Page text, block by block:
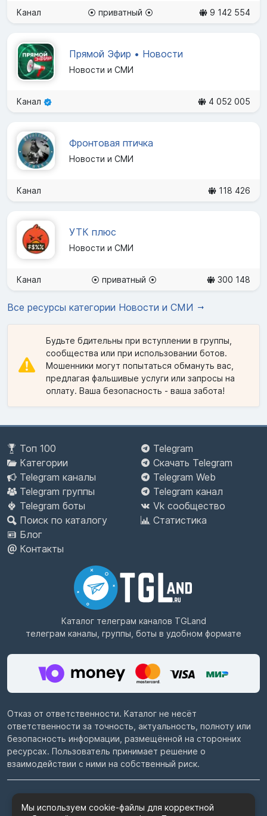
Канал ⦿ приватный ⦿ 9 142 554
Прямой Эфир • Новости
Новости и СМИ
Канал 4 052 005
Фронтовая птичка
Новости и СМИ
Канал 118 426
УТК плюс
Новости и СМИ
Канал ⦿ приватный ⦿ 300 148
Все ресурсы категории Новости и СМИ
Будьте бдительны при вступлении в группы,
сообщества или при использовании ботов.
Мошенники могут попытаться обмануть вас,
предлагая фальшивые услуги или запросы на
оплату. Ваша безопасность - ваша забота!
Топ 100
Категории
Telegram каналы
Telegram группы
Telegram боты
Поиск по каталогу
Блог
Контакты
Telegram
Скачать Telegram
Telegram Web
Telegram канал
Vk сообщество
Статистика
Каталог телеграм каналов TGLand
телеграм каналы, группы, боты в удобном формате
Отказ от ответственности. Каталог не несёт
ответственности за точность, актуальность, полноту или
безопасность информации, размещённой на сторонних
ресурсах. Пользователь принимает решение о
взаимодействии с ними на собственный риск.
Мы используем cookie-файлы для корректной